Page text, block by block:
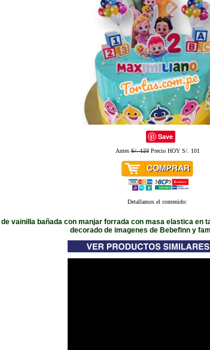
Save
AntesS/. 123Precio HOY S/. 101
Detallamos el contenido:
de vainilla bañada con manjar forrada con masa elastica en
decorado de imagenes de Bebefinn y